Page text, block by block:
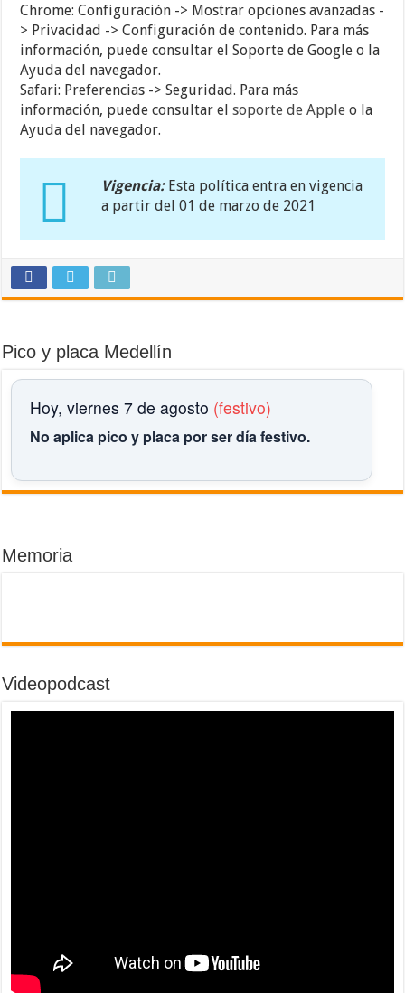
Chrome: Configuración -> Mostrar opciones avanzadas -
> Privacidad -> Configuración de contenido. Para más
información, puede consultar el Soporte de Google o la
Ayuda del navegador.
Safari: Preferencias -> Seguridad. Para más
información, puede consultar elsoporte de Apple o la
Ayuda del navegador.
Vigencia:Esta política entra en vigencia
a partir del 01 de marzo de 2021
Pico y placa Medellín
Hoy, viernes 7 de agosto (festivo)
No aplica pico y placa por ser día festivo.
Memoria
Videopodcast